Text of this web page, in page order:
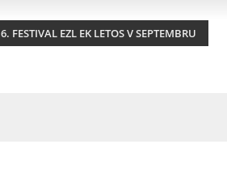
6. FESTIVAL EZL EK LETOS V SEPTEMBRU